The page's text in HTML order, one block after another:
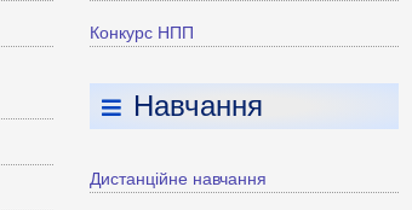
Конкурс НПП
Навчання
Дистанційне навчання